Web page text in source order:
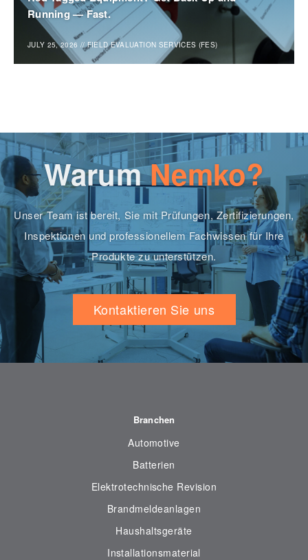
Running — Fast.
JULY 25, 2026 //FIELD EVALUATION SERVICES (FES)
WarumNemko?
Unser Team ist bereit, Sie mit Prüfungen, Zertifizierungen,
Inspektionen und professionellem Fachwissen für Ihre
Produkte zu unterstützen.
Kontaktieren Sie uns
Branchen
Automotive
Batterien
Elektrotechnische Revision
Brandmeldeanlagen
Haushaltsgeräte
Installationsmaterial